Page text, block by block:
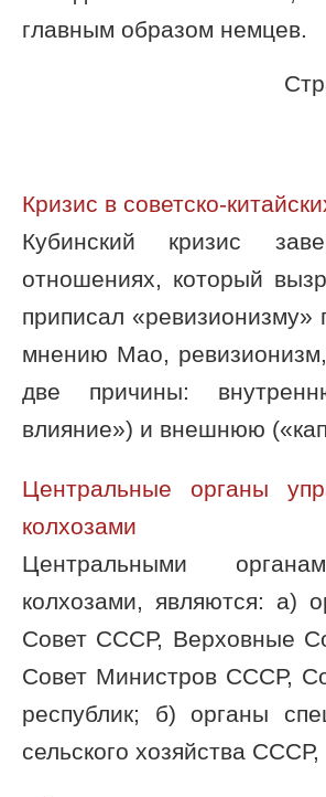
главным образом немцев.
Кризис в советско-
Кубинский кризис
отношениях, который
приписал
мнению Мао,
две причины:
влияние») и внешнюю
Центральные органы
колхозами
Центральными
колхозами, являются: а)
Совет СССР, Верховные
Совет Министров СССР,
республик; б) органы
сельского хозяйства